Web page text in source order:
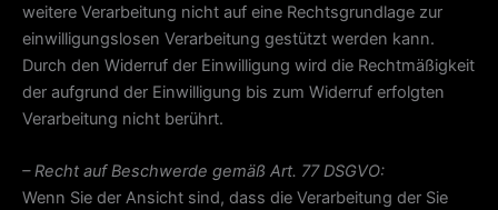
weitere Verarbeitung nicht auf eine Rechtsgrundlage zur
einwilligungslosen Verarbeitung gestützt werden kann.
Durch den Widerruf der Einwilligung wird die Rechtmäßigkeit
der aufgrund der Einwilligung bis zum Widerruf erfolgten
Verarbeitung nicht berührt.
– Recht auf Beschwerde gemäß Art. 77 DSGVO:
Wenn Sie der Ansicht sind, dass die Verarbeitung der Sie